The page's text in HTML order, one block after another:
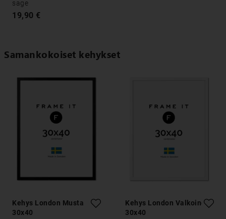
sage
19,90 €
Samankokoiset kehykset
Kehys London Musta
30x40
Kehys London Valkoinen
30x40